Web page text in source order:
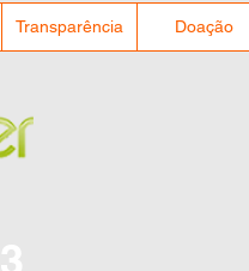
Transparência Doação